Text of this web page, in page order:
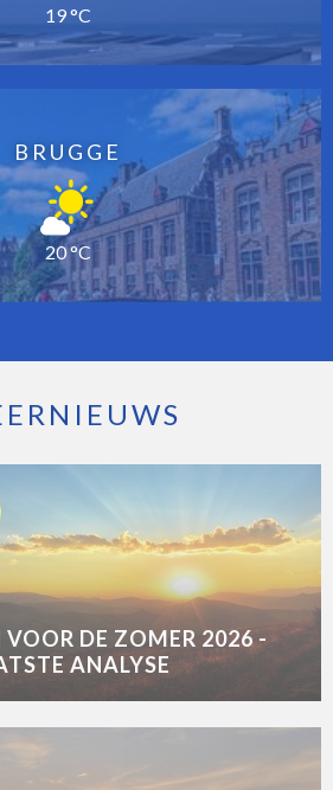
19 °C
BRUGGE
20 °C
VOOR DE ZOMER 2026 -
ANALYSE